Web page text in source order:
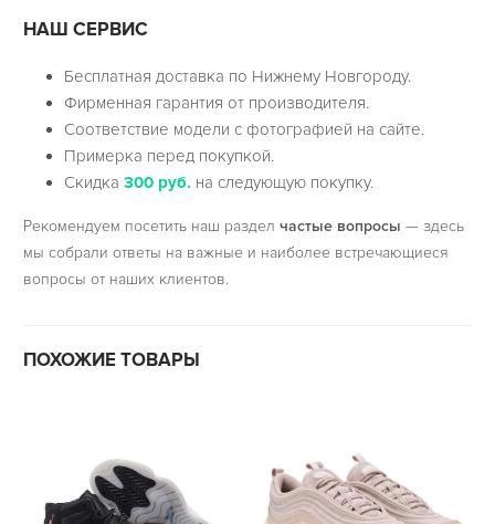
НАШ СЕРВИС
Бесплатная доставка по Нижнему Новгороду.
Фирменная гарантия от производителя.
Соответствие модели с фотографией на сайте.
Примерка перед покупкой.
Скидка300 руб. на следующую покупку.
Рекомендуем посетить наш раздел частые вопросы — здесь
мы собрали ответы на важные и наиболее встречающиеся
вопросы от наших клиентов.
ПОХОЖИЕ ТОВАРЫ